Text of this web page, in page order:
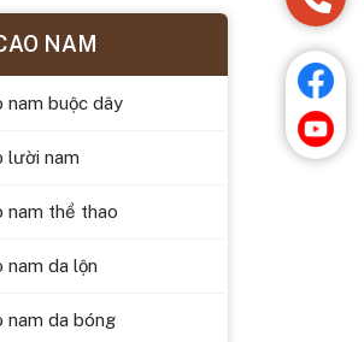
NAM
nam buộc dây
lười nam
nam thể thao
nam da lộn
nam da bóng